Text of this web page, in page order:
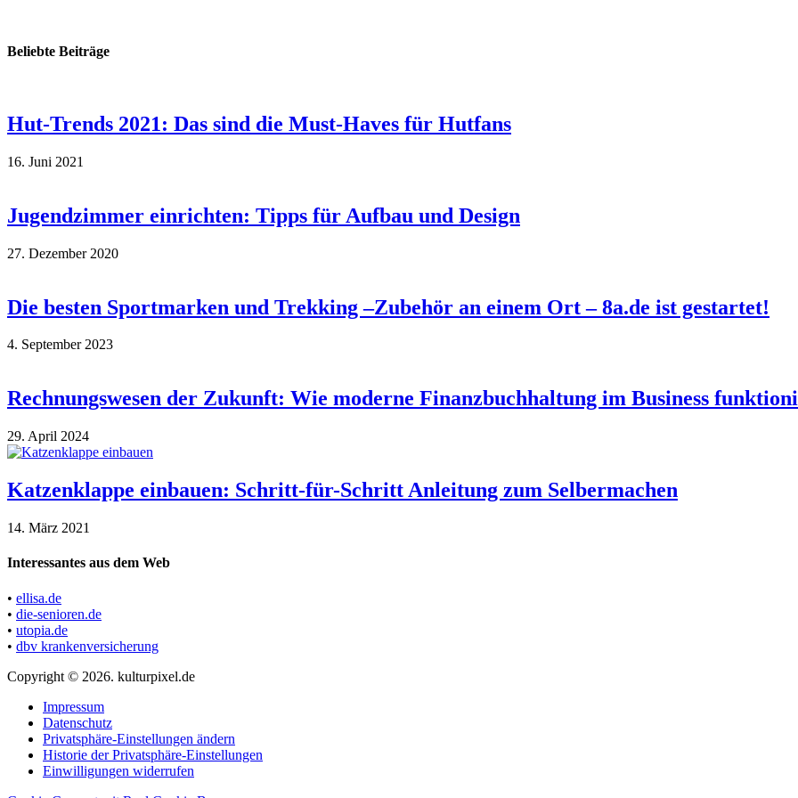
Beliebte Beiträge
Hut-Trends 2021: Das sind die Must-Haves für Hutfans
16. Juni 2021
Jugendzimmer einrichten: Tipps für Aufbau und Design
27. Dezember 2020
Die besten Sportmarken und Trekking –Zubehör an einem Ort – 8a.de ist gestartet!
4. September 2023
Rechnungswesen der Zukunft: Wie moderne Finanzbuchhaltung im Business
29. April 2024
Katzenklappe einbauen: Schritt-für-Schritt Anleitung zum Selbermachen
14. März 2021
Interessantes aus dem Web
• ellisa.de
• die-senioren.de
• utopia.de
• dbv krankenversicherung
Copyright © 2026. kulturpixel.de
Impressum
Datenschutz
Privatsphäre-Einstellungen ändern
Historie der Privatsphäre-Einstellungen
Einwilligungen widerrufen